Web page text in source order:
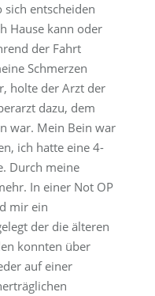
entscheiden
Hause kann oder
der Fahrt
Schmerzen
holte der Arzt der
dazu, dem
war. Mein Bein war
ich hatte eine 4-
Durch meine
In einer Not OP
mir ein
der die älteren
konnten über
auf einer